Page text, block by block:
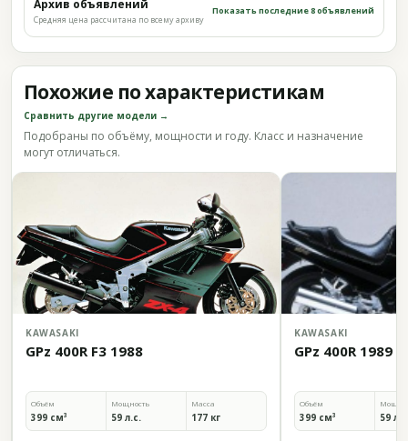
Архив объявлений
Средняя цена рассчитана по всему архиву
Показать последние 8 объявлений
Похожие по характеристикам
Сравнить другие модели →
Подобраны по объёму, мощности и году. Класс и назначение
могут отличаться.
KAWASAKI
GPz 400R F3 1988
Объём
399 см³
Мощность
59 л.с.
Масса
177 кг
KAWASAKI
GPz 400R 1989
Объём
399 см³ 59